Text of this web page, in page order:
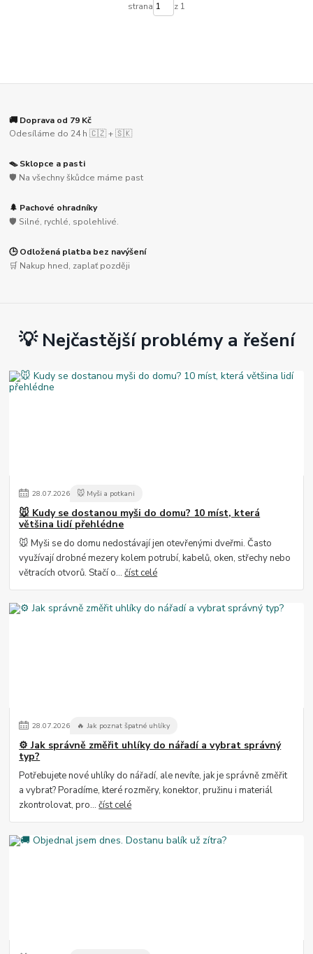
strana z 1
🚚 Doprava od 79 Kč
Odesíláme do 24 h 🇨🇿 + 🇸🇰
🪤 Sklopce a pasti
🛡️ Na všechny škůdce máme past
🌲 Pachové ohradníky
🛡️ Silné, rychlé, spolehlivé.
🕒 Odložená platba bez navýšení
🛒 Nakup hned, zaplať později
💡 Nejčastější problémy a řešení
28.07.2026 🐭 Myši a potkani
🐭 Kudy se dostanou myši do domu? 10 míst, která
většina lidí přehlédne
🐭 Myši se do domu nedostávají jen otevřenými dveřmi. Často
využívají drobné mezery kolem potrubí, kabelů, oken, střechy nebo
větracích otvorů. Stačí o...číst celé
28.07.2026 🔥 Jak poznat špatné uhlíky
⚙️ Jak správně změřit uhlíky do nářadí a vybrat správný
typ?
Potřebujete nové uhlíky do nářadí, ale nevíte, jak je správně změřit
a vybrat? Poradíme, které rozměry, konektor, pružinu i materiál
zkontrolovat, pro...číst celé